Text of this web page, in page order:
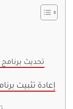
2. تحديث
3. إعادة تثبيت